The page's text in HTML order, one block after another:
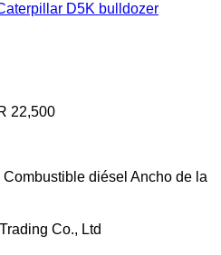
D5K bulldozer
22,500
Combustible diésel Ancho de la
Co., Ltd